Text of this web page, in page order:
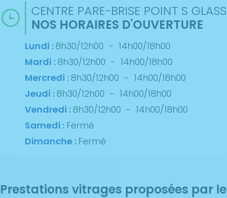
CENTRE PARE-BRISE POINT S GLASS
NOS HORAIRES D'OUVERTURE
Lundi : 8h30/12h00 - 14h00/18h00
Mardi : 8h30/12h00 - 14h00/18h00
Mercredi : 8h30/12h00 - 14h00/18h00
Jeudi : 8h30/12h00 - 14h00/18h00
Vendredi : 8h30/12h00 - 14h00/18h00
Samedi : Fermé
Dimanche : Fermé
Prestations vitrages proposées par le